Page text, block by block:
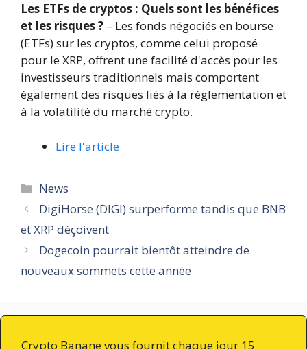
Les ETFs de cryptos : Quels sont les bénéfices
et les risques ? – Les fonds négociés en bourse
(ETFs) sur les cryptos, comme celui proposé
pour le XRP, offrent une facilité d'accès pour les
investisseurs traditionnels mais comportent
également des risques liés à la réglementation et
à la volatilité du marché crypto.
Lire l'article
Catégories
News
DigiHorse (DIGI) surperforme tandis que BNB
et XRP déçoivent
Dogecoin pourrait bientôt atteindre de
nouveaux sommets cette année
Crypto Banane vous fournit chaque jour 15